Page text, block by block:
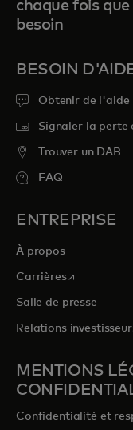
chaque fois
besoin
BESOIN
Obtenir de l'aide
Signaler la perte
Trouver un DAB
FAQ
ENTREPRISE
À propos
Carrièress’ouvre
Salle de presse
Relations
MENTIONS
Confidentialité et